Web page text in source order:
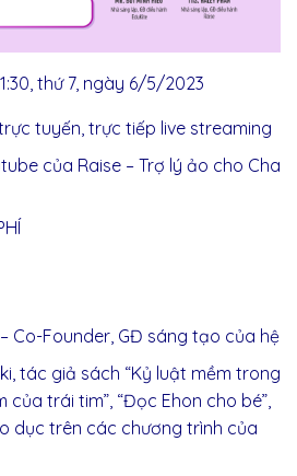
thứ 7, ngày 6/5/2023
tuyến, trực tiếp live streaming
của Raise – Trợ lý ảo cho Cha
Co-Founder, GĐ sáng tạo của hệ
tác giả sách “Kỷ luật mềm trong
của trái tim”, “Đọc Ehon cho bé”,
dục trên các chương trình của